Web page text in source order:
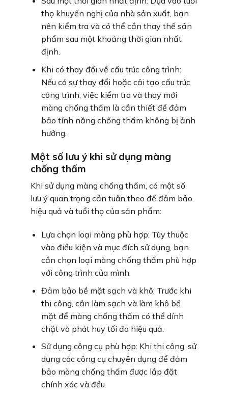
thọ khuyến nghị của nhà sản xuất, bạn
nên kiểm tra và có thể cần thay thế sản
phẩm sau một khoảng thời gian nhất
định.
Khi có thay đổi về cấu trúc công trình:
Nếu có sự thay đổi hoặc cải tạo cấu trúc
công trình, việc kiểm tra và thay mới
màng chống thấm là cần thiết để đảm
bảo tính năng chống thấm không bị ảnh
hưởng.
Một số lưu ý khi sử dụng màng
chống thấm
Khi sử dụng màng chống thấm, có một số
lưu ý quan trọng cần tuân theo để đảm bảo
hiệu quả và tuổi thọ của sản phẩm:
Lựa chọn loại màng phù hợp: Tùy thuộc
vào điều kiện và mục đích sử dụng, bạn
cần chọn loại màng chống thấm phù hợp
với công trình của mình.
Đảm bảo bề mặt sạch và khô: Trước khi
thi công, cần làm sạch và làm khô bề
mặt để màng chống thấm có thể dính
chặt và phát huy tối đa hiệu quả.
Sử dụng công cụ phù hợp: Khi thi công, sử
dụng các công cụ chuyên dụng để đảm
bảo màng chống thấm được lắp đặt
chính xác và đều.